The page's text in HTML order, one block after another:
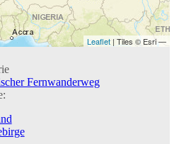
Leaflet | Tiles © Esri —
Fernwanderweg